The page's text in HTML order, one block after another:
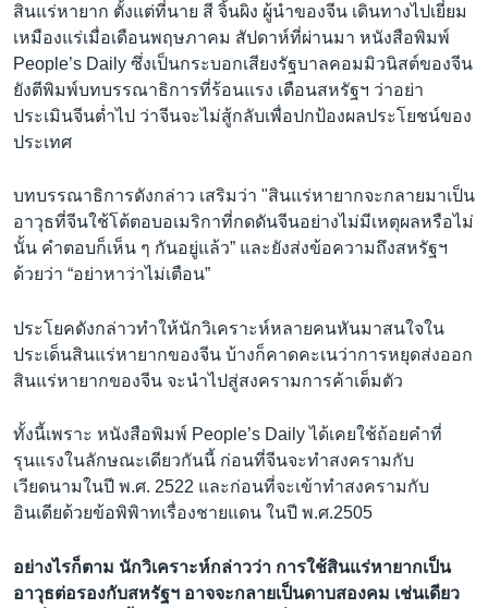
สินแร่หายาก ตั้งแต่ที่นาย สี จิ้นผิง ผู้นำของจีน เดินทางไปเยี่ยม
เหมืองแร่เมื่อเดือนพฤษภาคม สัปดาห์ที่ผ่านมา หนังสือพิมพ์
People’s Daily ซึ่งเป็นกระบอกเสียงรัฐบาลคอมมิวนิสต์ของจีน
ยังตีพิมพ์บทบรรณาธิการที่ร้อนแรง เตือนสหรัฐฯ ว่าอย่า
ประเมินจีนต่ำไป ว่าจีนจะไม่สู้กลับเพื่อปกป้องผลประโยชน์ของ
ประเทศ
บทบรรณาธิการดังกล่าว เสริมว่า "สินแร่หายากจะกลายมาเป็น
อาวุธที่จีนใช้โต้ตอบอเมริกาที่กดดันจีนอย่างไม่มีเหตุผลหรือไม่
นั้น คำตอบก็เห็น ๆ กันอยู่แล้ว” และยังส่งข้อความถึงสหรัฐฯ
ด้วยว่า “อย่าหาว่าไม่เตือน”
ประโยคดังกล่าวทำให้นักวิเคราะห์หลายคนหันมาสนใจใน
ประเด็นสินแร่หายากของจีน บ้างก็คาดคะเนว่าการหยุดส่งออก
สินแร่หายากของจีน จะนำไปสู่สงครามการค้าเต็มตัว
ทั้งนี้เพราะ หนังสือพิมพ์ People’s Daily ได้เคยใช้ถ้อยคำที่
รุนแรงในลักษณะเดียวกันนี้ ก่อนที่จีนจะทำสงครามกับ
เวียดนามในปี พ.ศ. 2522 และก่อนที่จะเข้าทำสงครามกับ
อินเดียด้วยข้อพิพิาทเรื่องชายแดน ในปี พ.ศ.2505
อย่างไรก็ตาม นักวิเคราะห์กล่าวว่า การใช้สินแร่หายากเป็น
อาวุธต่อรองกับสหรัฐฯ อาจจะกลายเป็นดาบสองคม เช่นเดียว